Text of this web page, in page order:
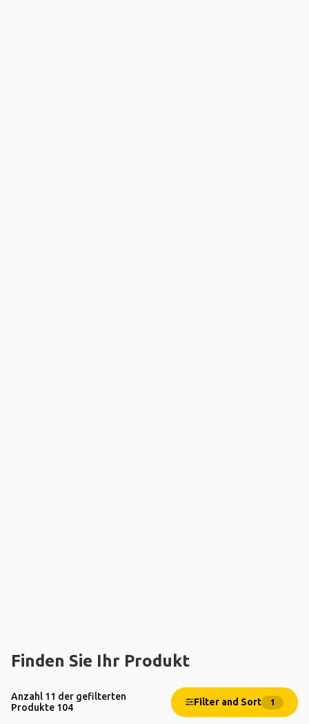
Finden Sie Ihr Produkt
Anzahl 11 der gefilterten
Produkte 104
Filter and Sort 1